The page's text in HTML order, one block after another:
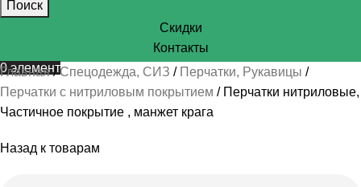
Поиск
Скидки
Контакты
0элемент
Главная Спецодежда, СИЗ
Перчатки, Рукавицы
Перчатки с нитриловым покрытием
Перчатки нитриловые,
Частичное покрытие , манжет крага
Назад к товарам